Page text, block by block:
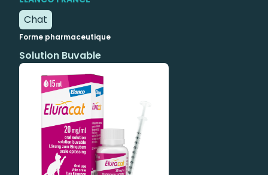
Chat
Forme pharmaceutique
Solution Buvable